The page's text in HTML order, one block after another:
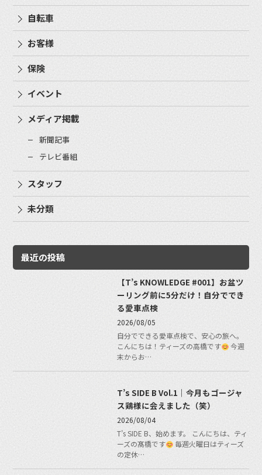
自転車
お客様
保険
イベント
メディア掲載
新聞記事
テレビ番組
スタッフ
未分類
最近の投稿
【T’s KNOWLEDGE #001】お盆ツ
ーリング前に5分だけ！自分ででき
る愛車点検
2026/08/05
自分でできる愛車点検で、安心の旅へ。
こんにちは！ティーズの高橋です
今週
末からお…
T’s SIDE B Vol.1｜今月もゴージャ
ス鶏様に会えました（笑）
2026/08/04
T’s SIDE B、始めます。 こんにちは、ティ
ーズの髙橋です
毎週火曜日はティーズ
の定休…